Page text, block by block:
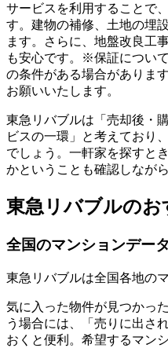
サービスを利用することで
す。建物の補修、土地の埋
ます。さらに、地盤改良工
も安心です。※保証につい
の条件がある場合がありま
お願いいたします。
東急リバブルは「売却後・
ビスの一環」と考えており
でしょう。一軒家を探すと
かということも確認しなが
東急リバブルのお
全国のマンションデー
東急リバブルは全国各地の
気に入った物件が見つかっ
う場合には、「売りに出さ
おくと便利。希望するマン